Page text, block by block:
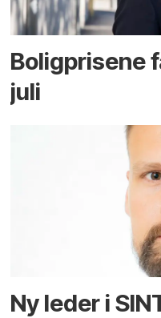
Boligprisene
juli
Ny leder i